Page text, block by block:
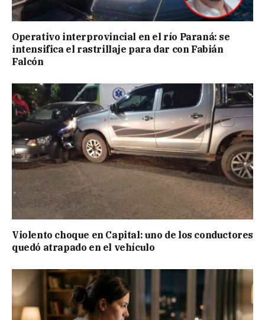
Operativo interprovincial en el río Paraná: se
intensifica el rastrillaje para dar con Fabián
Falcón
Violento choque en Capital: uno de los conductores
quedó atrapado en el vehículo